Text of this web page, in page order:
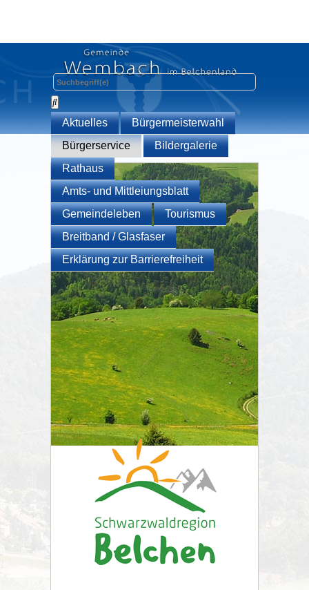
Aktuelles
Bürgermeisterwahl
Bürgerservice
Bildergalerie
Rathaus
Amts- und Mittleiungsblatt
Gemeindeleben
Tourismus
Breitband / Glasfaser
Erklärung zur Barrierefreiheit